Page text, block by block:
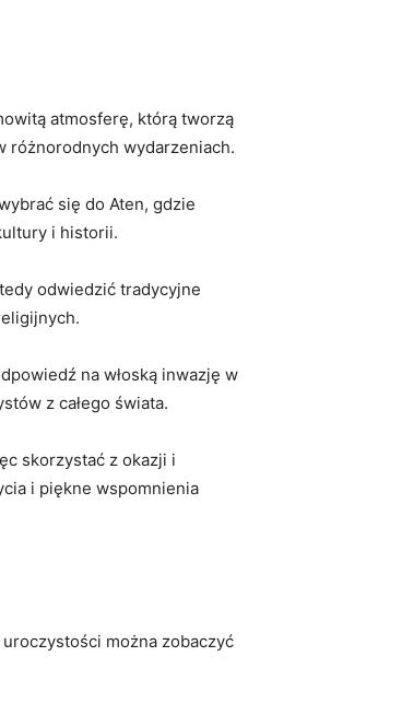
atmosferę, którą tworzą
różnorodnych ⁤wydarzeniach.
się do Aten,​ gdzie
i historii.
odwiedzić tradycyjne
na włoską‌ inwazję⁣ w
z całego świata.
skorzystać z okazji ​i
i⁢ piękne ⁢wspomnienia
można ‌zobaczyć